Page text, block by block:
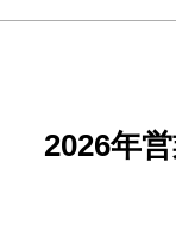
2026年